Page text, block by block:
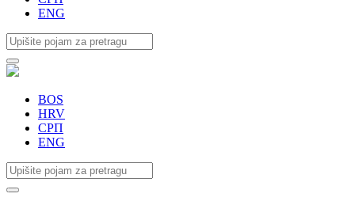
ENG
BOS
HRV
СРП
ENG